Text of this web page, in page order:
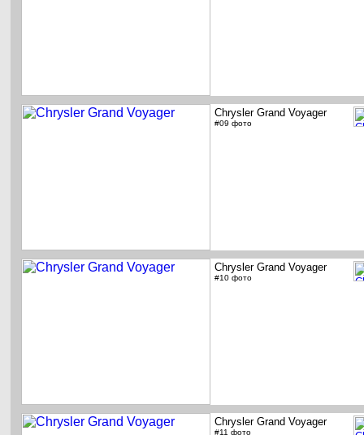
Chrysler Grand Voyager
#09 фото
Chrysler Grand Voyager
#10 фото
Chrysler Grand Voyager
#11 фото